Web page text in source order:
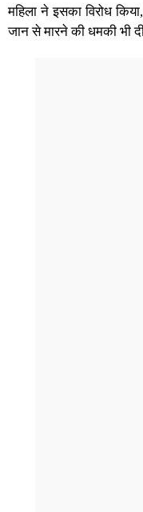
महिला ने इसका विरोध
जान से मारने की धमकी भी